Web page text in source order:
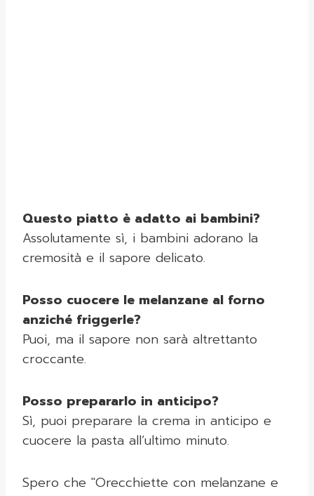
Questo piatto è adatto ai bambini?
Assolutamente sì, i bambini adorano la
cremosità e il sapore delicato.
Posso cuocere le melanzane al forno
anziché friggerle?
Puoi, ma il sapore non sarà altrettanto
croccante.
Posso prepararlo in anticipo?
Sì, puoi preparare la crema in anticipo e
cuocere la pasta all’ultimo minuto.
Spero che "Orecchiette con melanzane e